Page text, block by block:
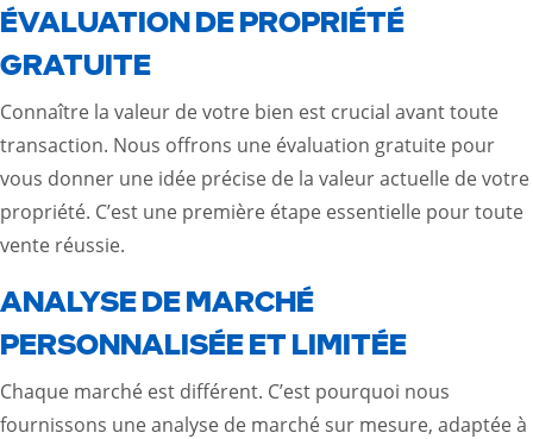
ÉVALUATION DE PROPRIÉTÉ
GRATUITE
Connaître la valeur de votre bien est crucial avant toute
transaction. Nous offrons une évaluation gratuite pour
vous donner une idée précise de la valeur actuelle de votre
propriété. C’est une première étape essentielle pour toute
vente réussie.
ANALYSE DE MARCHÉ
PERSONNALISÉE ET LIMITÉE
Chaque marché est différent. C’est pourquoi nous
fournissons une analyse de marché sur mesure, adaptée à